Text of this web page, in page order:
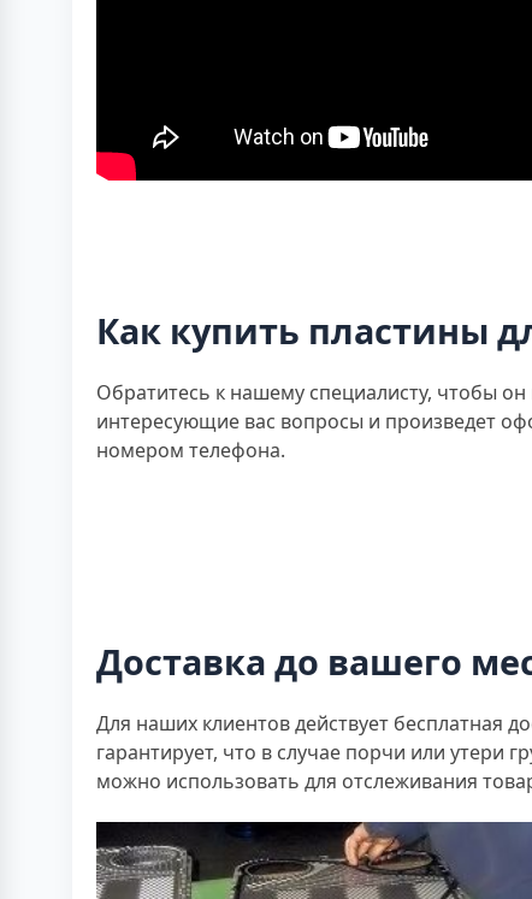
Как купить пластины
Обратитесь к нашему специалисту, чтобы
интересующие вас вопросы и произведет
номером телефона.
Доставка до вашего
Для наших клиентов действует бесплатная
гарантирует, что в случае порчи или утери
можно использовать для отслеживания